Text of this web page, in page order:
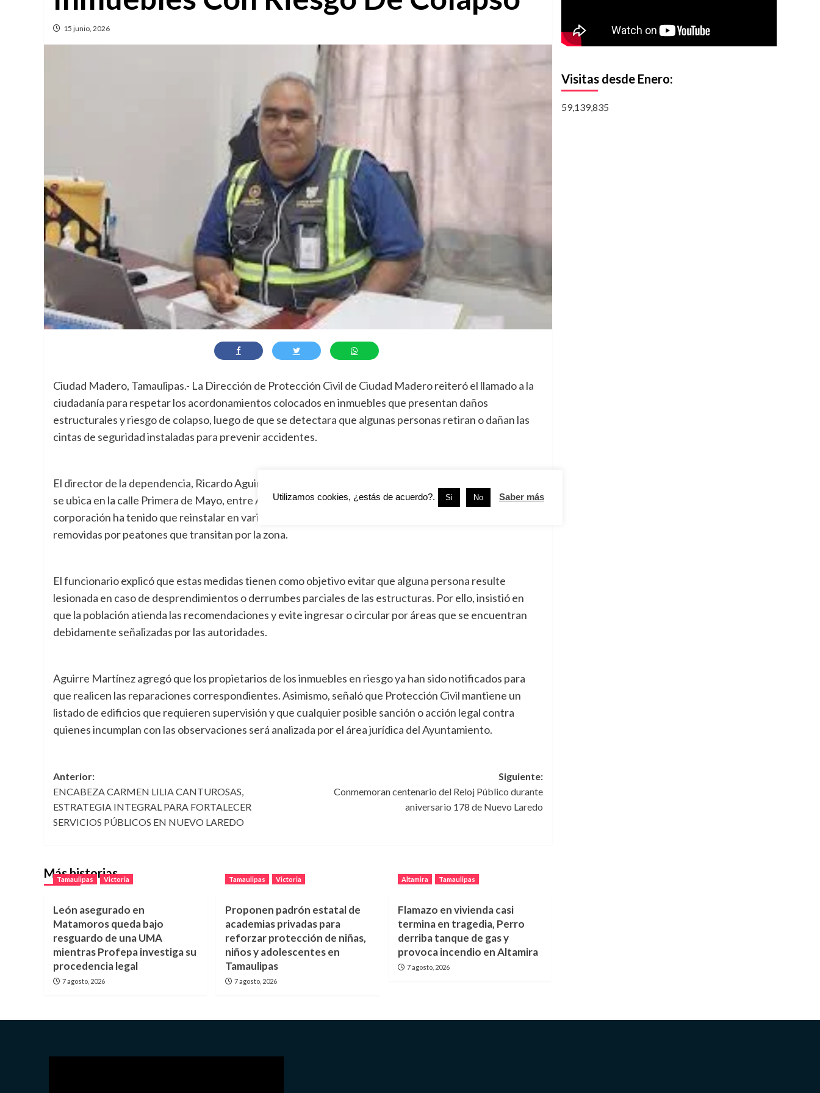
15 junio, 2026
Ciudad Madero, Tamaulipas.- La Dirección de Protección Civil de Ciudad Madero reiteró el llamado a la
ciudadanía para respetar los acordonamientos colocados en inmuebles que presentan daños
estructurales y riesgo de colapso, luego de que se detectara que algunas personas retiran o dañan las
cintas de seguridad instaladas para prevenir accidentes.
El director de la dependencia, Ricardo Aguirre Martínez, informó que uno de los casos más recurrentes
se ubica en la calle Primera de Mayo, entre Álvaro Obregón y 13 de Enero, donde personal de la
corporación ha tenido que reinstalar en varias ocasiones las barreras de protección debido a que son
removidas por peatones que transitan por la zona.
El funcionario explicó que estas medidas tienen como objetivo evitar que alguna persona resulte
lesionada en caso de desprendimientos o derrumbes parciales de las estructuras. Por ello, insistió en
que la población atienda las recomendaciones y evite ingresar o circular por áreas que se encuentran
debidamente señalizadas por las autoridades.
Aguirre Martínez agregó que los propietarios de los inmuebles en riesgo ya han sido notificados para
que realicen las reparaciones correspondientes. Asimismo, señaló que Protección Civil mantiene un
listado de edificios que requieren supervisión y que cualquier posible sanción o acción legal contra
quienes incumplan con las observaciones será analizada por el área jurídica del Ayuntamiento.
Navegación
de
entradas
Anterior:
ENCABEZA CARMEN LILIA CANTUROSAS,
ESTRATEGIA INTEGRAL PARA FORTALECER
SERVICIOS PÚBLICOS EN NUEVO LAREDO
Siguiente:
Conmemoran centenario del Reloj Público durante
aniversario 178 de Nuevo Laredo
Más historias
Tamaulipas Victoria
León asegurado en
Matamoros queda bajo
resguardo de una UMA
mientras Profepa investiga su
procedencia legal
7 agosto, 2026
Tamaulipas Victoria
Proponen padrón estatal de
academias privadas para
reforzar protección de niñas,
niños y adolescentes en
Tamaulipas
7 agosto, 2026
Altamira Tamaulipas
Flamazo en vivienda casi
termina en tragedia, Perro
derriba tanque de gas y
provoca incendio en Altamira
7 agosto, 2026
Visitas desde Enero:
59,139,835
Utilizamos cookies, ¿estás de acuerdo?. Si No Saber más